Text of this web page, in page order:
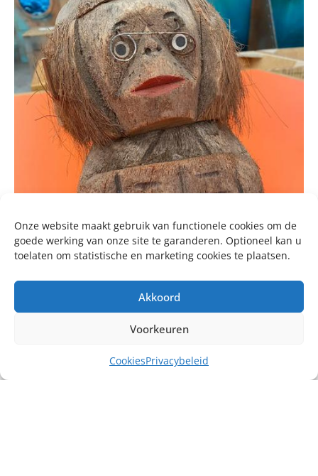
Onze website maakt gebruik van functionele cookies om de
goede werking van onze site te garanderen. Optioneel kan u
toelaten om statistische en marketing cookies te plaatsen.
Akkoord
Voorkeuren
CookiesPrivacybeleid